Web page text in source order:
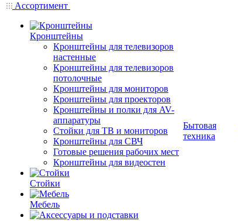
Ассортимент
Кронштейны
Кронштейны для телевизоров
настенные
Кронштейны для телевизоров
потолочные
Кронштейны для мониторов
Кронштейны для проекторов
Кронштейны и полки для AV-
аппаратуры
Стойки для ТВ и мониторов
Кронштейны для СВЧ
Готовые решения рабочих мест
Кронштейны для видеостен
Стойки
Мебель
Бытовая
техника